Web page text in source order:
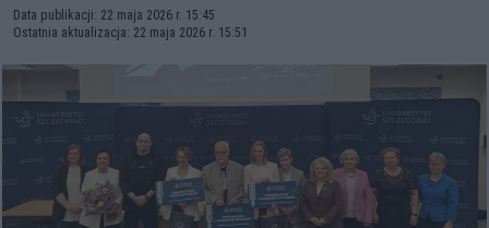
Data publikacji: 22 maja 2026 r. 15:45
Ostatnia aktualizacja: 22 maja 2026 r. 15:51